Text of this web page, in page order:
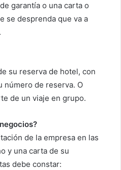
garantía o una carta o
se desprenda que va a
su reserva de hotel, con
número de reserva. O
de un viaje en grupo.
de la empresa en las
y una carta de su
debe constar: